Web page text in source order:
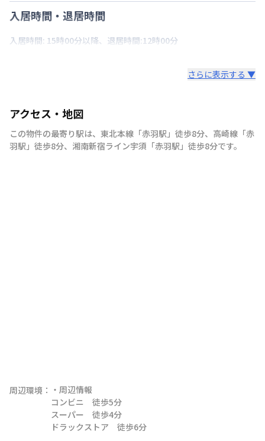
入居時間・退居時間
入居時間: 15時00分以降、退居時間:12時00分
さらに表示する ▼
アクセス・地図
この物件の最寄り駅は、 東北本線 「赤羽駅 」 徒歩8分、 高崎線 「赤
羽駅 」 徒歩8分、 湘南新宿ライン宇須 「赤羽駅 」 徒歩8分です。
周辺環境： ・周辺情報
コンビニ　徒歩5分
スーパー　徒歩4分
ドラックストア　徒歩6分